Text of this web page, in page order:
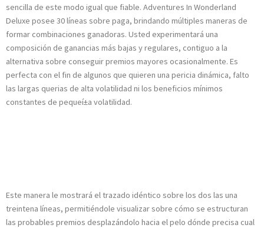
sencilla de este modo­ igual que fiable. Adventures In Wonderland
Deluxe posee 30 líneas sobre paga, brindando múltiples maneras de
formar combinaciones ganadoras. Usted experimentará una
composición de ganancias más bajas y regulares, contiguo a la
alternativa sobre conseguir premios mayores ocasionalmente. Es
perfecta con el fin de algunos que quieren una pericia dinámica, falto
las largas querias de alta volatilidad ni los beneficios mínimos
constantes de pequeí±a volatilidad.
Este manera le mostrará el trazado idéntico sobre los dos las una
treintena líneas, permitiéndole visualizar sobre cómo se estructuran
las probables premios desplazándolo hacia el pelo dónde precisa cual